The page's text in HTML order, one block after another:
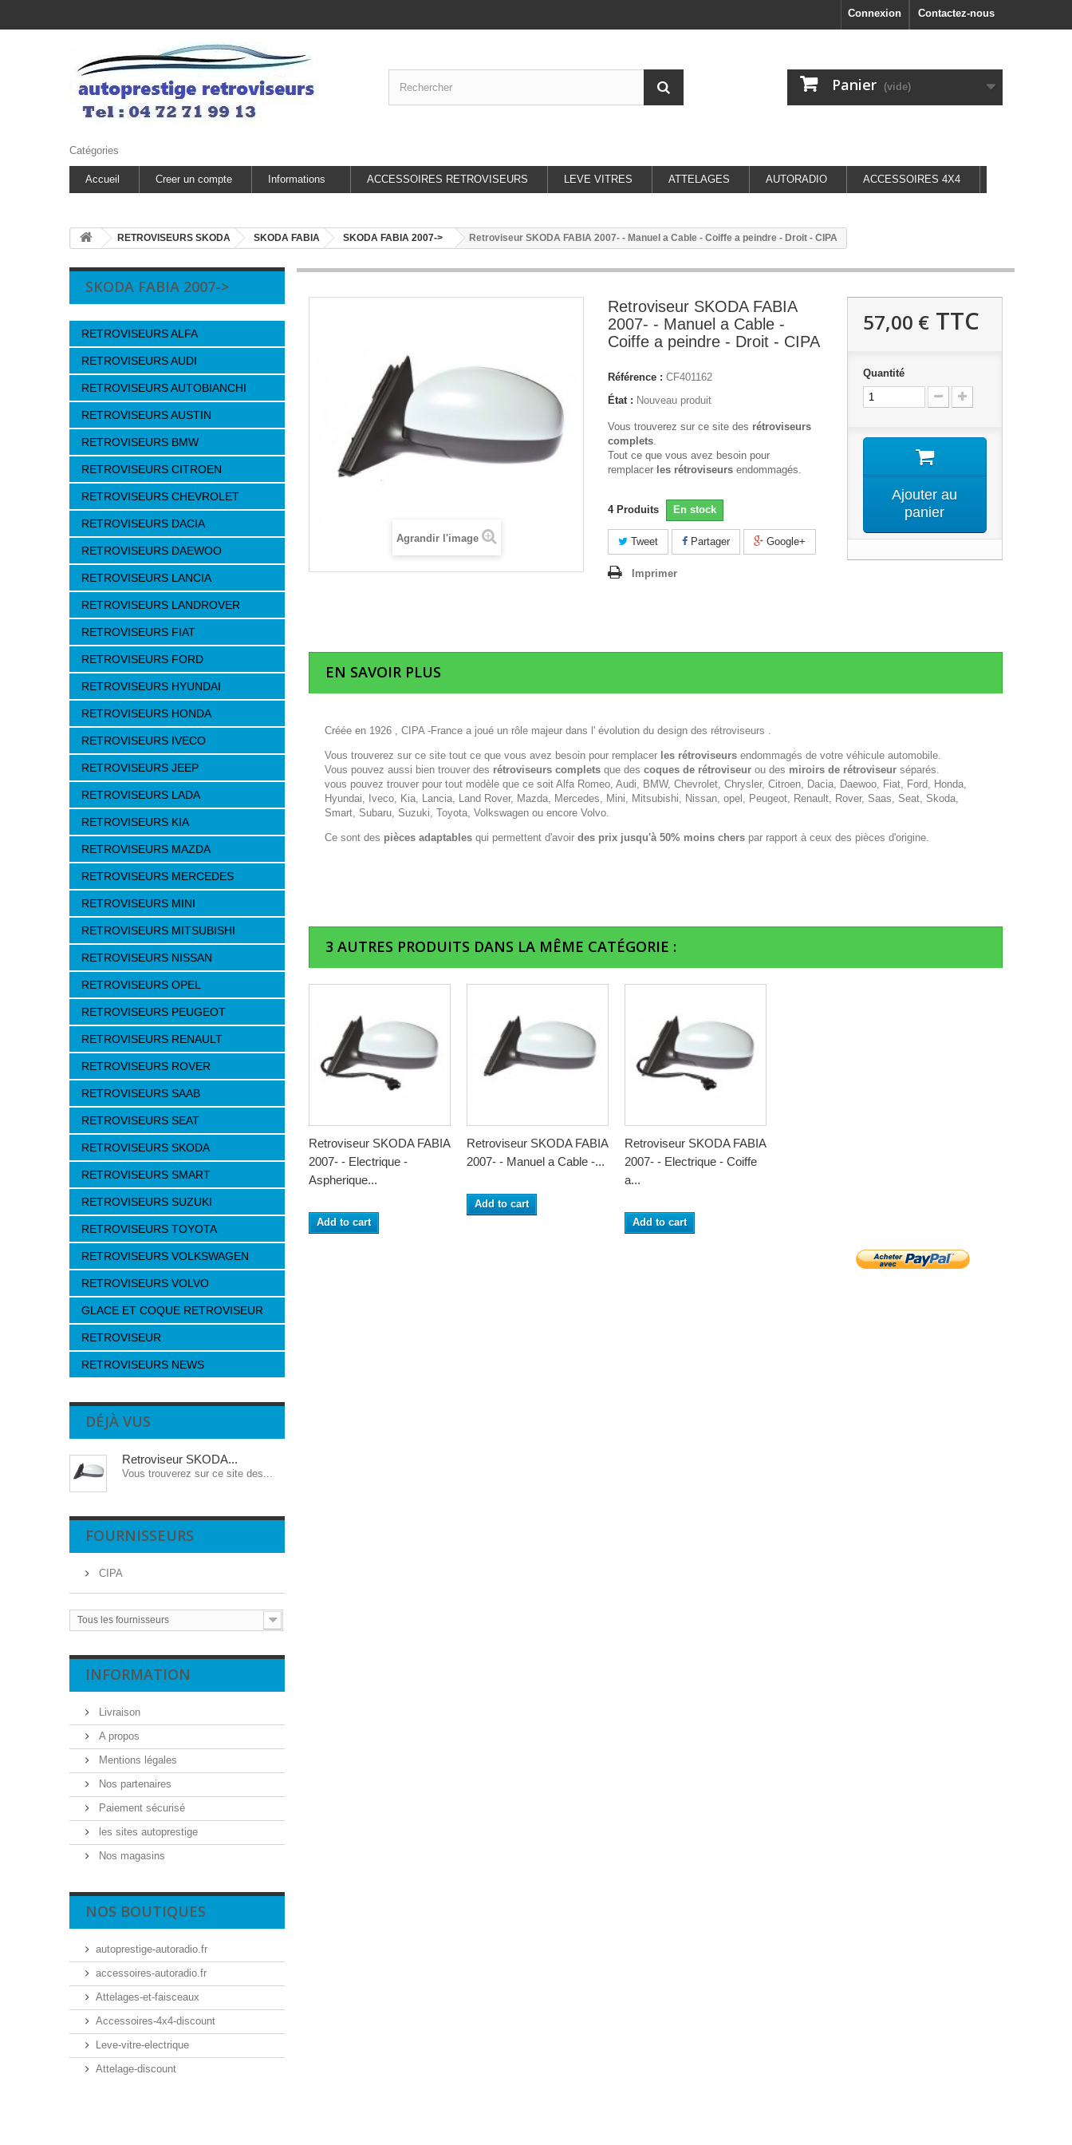
Contactez-nous
Connexion
Panier (vide)
Catégories
Accueil Creer un compte Informations ACCESSOIRES RETROVISEURS LEVE VITRES ATTELAGES AUTORADIO ACCESSOIRES 4X4
RETROVISEURS SKODA SKODA FABIA SKODA FABIA 2007-> Retroviseur SKODA FABIA 2007- - Manuel a Cable - Coiffe a peindre - Droit - CIPA
SKODA FABIA 2007->
RETROVISEURS ALFA
RETROVISEURS AUDI
RETROVISEURS AUTOBIANCHI
RETROVISEURS AUSTIN
RETROVISEURS BMW
RETROVISEURS CITROEN
RETROVISEURS CHEVROLET
RETROVISEURS DACIA
RETROVISEURS DAEWOO
RETROVISEURS LANCIA
RETROVISEURS LANDROVER
RETROVISEURS FIAT
RETROVISEURS FORD
RETROVISEURS HYUNDAI
RETROVISEURS HONDA
RETROVISEURS IVECO
RETROVISEURS JEEP
RETROVISEURS LADA
RETROVISEURS KIA
RETROVISEURS MAZDA
RETROVISEURS MERCEDES
RETROVISEURS MINI
RETROVISEURS MITSUBISHI
RETROVISEURS NISSAN
RETROVISEURS OPEL
RETROVISEURS PEUGEOT
RETROVISEURS RENAULT
RETROVISEURS ROVER
RETROVISEURS SAAB
RETROVISEURS SEAT
RETROVISEURS SKODA
RETROVISEURS SMART
RETROVISEURS SUZUKI
RETROVISEURS TOYOTA
RETROVISEURS VOLKSWAGEN
RETROVISEURS VOLVO
GLACE ET COQUE RETROVISEUR
RETROVISEUR
RETROVISEURS NEWS
DÉJÀ VUS
Retroviseur SKODA...
Vous trouverez sur ce site des...
FOURNISSEURS
CIPA
Tous les fournisseurs
INFORMATION
Livraison
A propos
Mentions légales
Nos partenaires
Paiement sécurisé
les sites autoprestige
Nos magasins
NOS BOUTIQUES
autoprestige-autoradio.fr
accessoires-autoradio.fr
Attelages-et-faisceaux
Accessoires-4x4-discount
Leve-vitre-electrique
Attelage-discount
Agrandir l'image
Retroviseur SKODA FABIA
2007- - Manuel a Cable -
Coiffe a peindre - Droit - CIPA
Référence : CF401162
État : Nouveau produit
Vous trouverez sur ce site des rétroviseurs
complets.
Tout ce que vous avez besoin pour
remplacer les rétroviseurs endommagés.
4 Produits En stock
Tweet Partager Google+
Imprimer
57,00 €TTC
Quantité
Ajouter au
panier
EN SAVOIR PLUS
Créée en 1926 , CIPA -France a joué un rôle majeur dans l' évolution du design des rétroviseurs .
Vous trouverez sur ce site tout ce que vous avez besoin pour remplacer les rétroviseurs endommagés de votre véhicule automobile.
Vous pouvez aussi bien trouver des rétroviseurs complets que des coques de rétroviseur ou des miroirs de rétroviseur séparés.
vous pouvez trouver pour tout modèle que ce soit Alfa Romeo, Audi, BMW, Chevrolet, Chrysler, Citroen, Dacia, Daewoo, Fiat, Ford, Honda,
Hyundai, Iveco, Kia, Lancia, Land Rover, Mazda, Mercedes, Mini, Mitsubishi, Nissan, opel, Peugeot, Renault, Rover, Saas, Seat, Skoda,
Smart, Subaru, Suzuki, Toyota, Volkswagen ou encore Volvo.
Ce sont des pièces adaptables qui permettent d'avoir des prix jusqu'à 50% moins chers par rapport à ceux des pièces d'origine.
3 AUTRES PRODUITS DANS LA MÊME CATÉGORIE :
Retroviseur SKODA FABIA
2007- - Electrique -
Aspherique...
Add to cart
Retroviseur SKODA FABIA
2007- - Manuel a Cable -...
Add to cart
Retroviseur SKODA FABIA
2007- - Electrique - Coiffe
a...
Add to cart